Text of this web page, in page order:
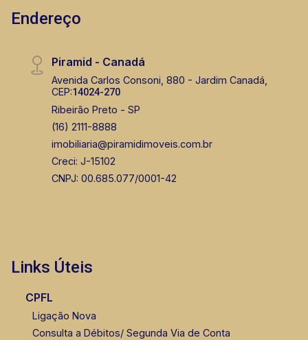
Endereço
Piramid - Canadá
Avenida Carlos Consoni, 880 - Jardim Canadá,
CEP:14024-270
Ribeirão Preto - SP
(16) 2111-8888
imobiliaria@piramidimoveis.com.br
Creci: J-15102
CNPJ: 00.685.077/0001-42
Links Úteis
CPFL
Ligação Nova
Consulta a Débitos/ Segunda Via de Conta